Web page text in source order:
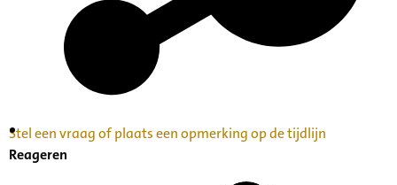
Inventaris Betekende partituren, geordend op
Stel een vraag of plaats een opmerking op de tijdlijn
Reageren